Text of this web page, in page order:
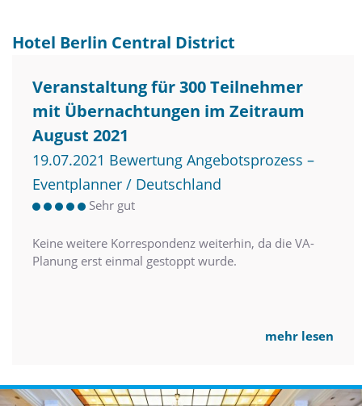
Hotel Berlin Central District
Veranstaltung für 300 Teilnehmer
mit Übernachtungen im Zeitraum
August 2021
19.07.2021 Bewertung Angebotsprozess –
Eventplanner / Deutschland
Sehr gut
Keine weitere Korrespondenz weiterhin, da die VA-
Planung erst einmal gestoppt wurde.
mehr lesen